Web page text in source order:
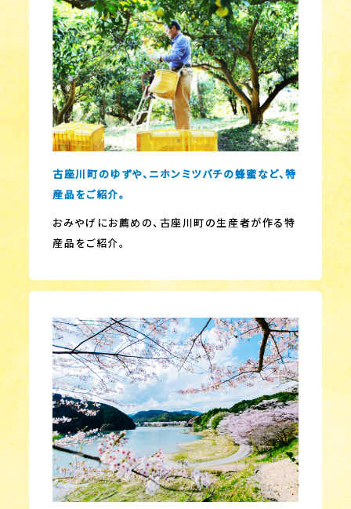
古座川町のゆずや、ニホンミツバチの蜂蜜など、特
産品をご紹介。
おみやげにお薦めの、古座川町の生産者が作る特
産品をご紹介。